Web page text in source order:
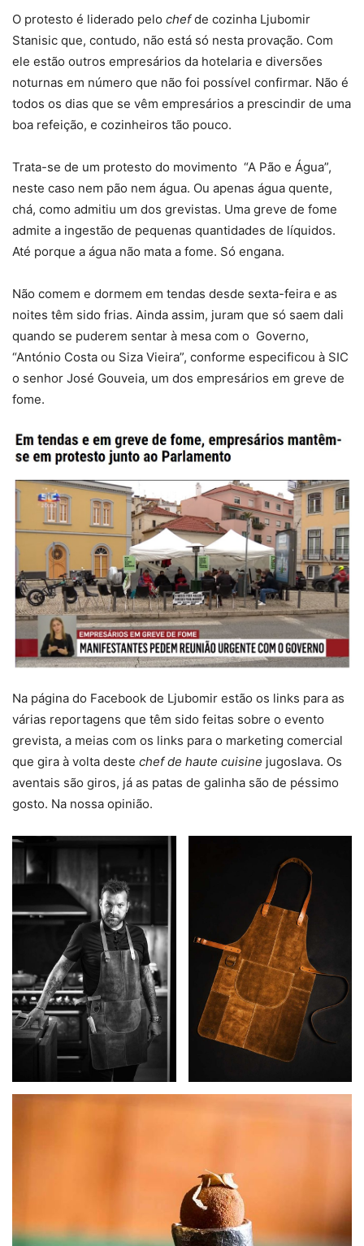
O protesto é liderado pelo chefde cozinha Ljubomir
Stanisic que, contudo, não está só nesta provação. Com
ele estão outros empresários da hotelaria e diversões
noturnas em número que não foi possível confirmar. Não é
todos os dias que se vêm empresários a prescindir de uma
boa refeição, e cozinheiros tão pouco.
Trata-se de um protesto do movimento “A Pão e Água”,
neste caso nem pão nem água. Ou apenas água quente,
chá, como admitiu um dos grevistas. Uma greve de fome
admite a ingestão de pequenas quantidades de líquidos.
Até porque a água não mata a fome. Só engana.
Não comem e dormem em tendas desde sexta-feira e as
noites têm sido frias. Ainda assim, juram que só saem dali
quando se puderem sentar à mesa com o Governo,
“António Costa ou Siza Vieira”, conforme especificou à SIC
o senhor José Gouveia, um dos empresários em greve de
fome.
Na página do Facebook de Ljubomir estão os links para as
várias reportagens que têm sido feitas sobre o evento
grevista, a meias com os links para o marketing comercial
que gira à volta deste chef de haute cuisine jugoslava. Os
aventais são giros, já as patas de galinha são de péssimo
gosto. Na nossa opinião.